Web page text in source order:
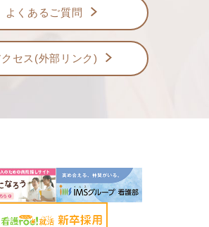
よくあるご質問
クセス(外部リンク)